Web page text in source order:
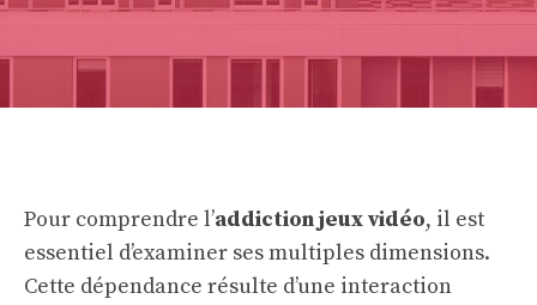
Pour comprendre l’addiction jeux vidéo, il est
essentiel d’examiner ses multiples dimensions.
Cette dépendance résulte d’une interaction